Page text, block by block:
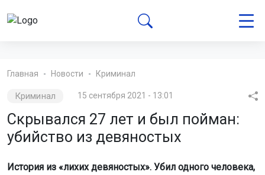
Главная Новости Криминал
Криминал 15 сентября 2021 - 13:01
Скрывался 27 лет и был пойман:
убийство из девяностых
История из «лихих девяностых». Убил одного человека,